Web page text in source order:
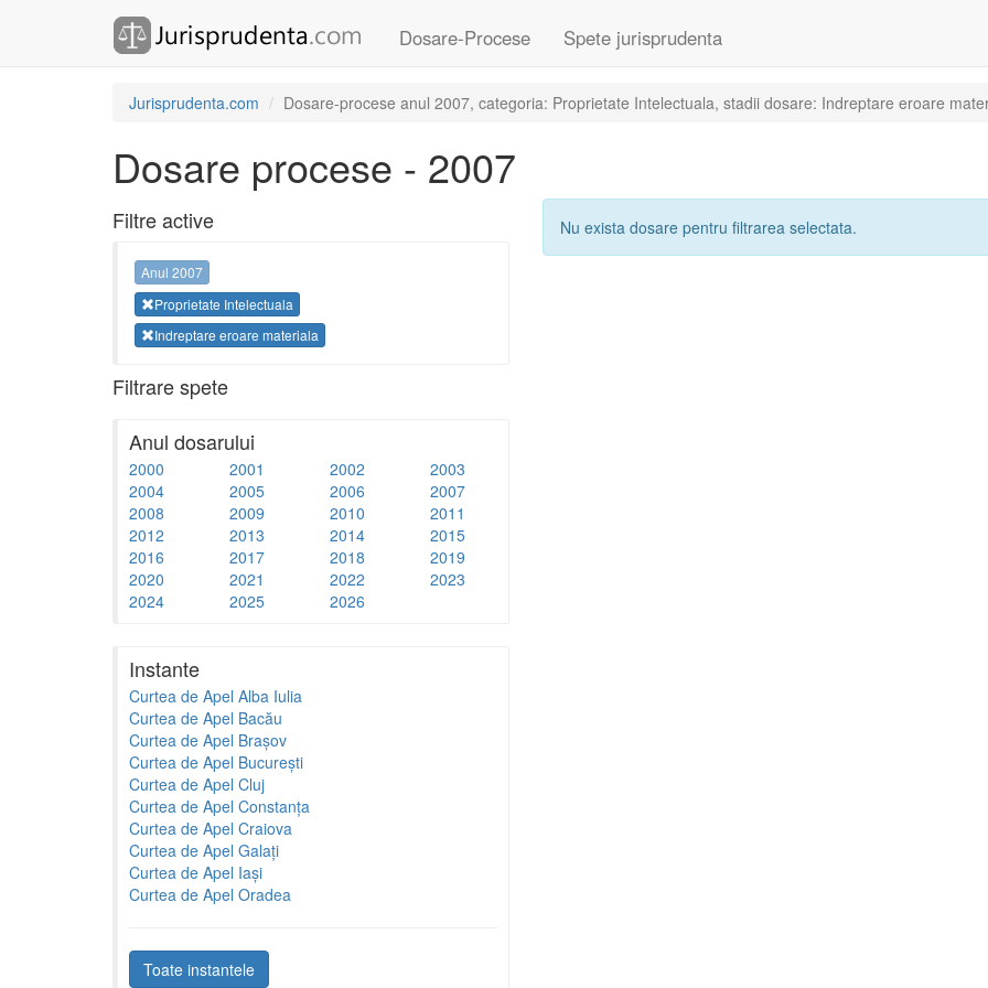
Dosare-Procese Spete jurisprudenta
Jurisprudenta.com Dosare-procese anul 2007, categoria: Proprietate Intelectuala, stadii dosare: Indreptare eroare
Dosare procese - 2007
Filtre active
Anul 2007
Proprietate Intelectuala
Indreptare eroare materiala
Filtrare spete
Anul dosarului
2000 2001 2002
2003
2004
2005 2006
2007
2008
2009 2010
2011
2012
2013 2014
2015
2016
2017 2018
2019
2020
2021 2022
2023
2024
2025 2026
Instante
Curtea de Apel Alba Iulia
Curtea de Apel Bacău
Curtea de Apel Brașov
Curtea de Apel București
Curtea de Apel Cluj
Curtea de Apel Constanța
Curtea de Apel Craiova
Curtea de Apel Galați
Curtea de Apel Iași
Curtea de Apel Oradea
Toate instantele
Nu exista dosare pentru filtrarea selectata.